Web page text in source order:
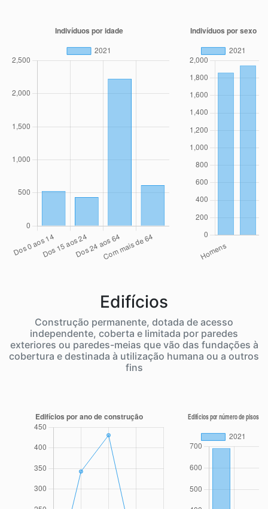
Edifícios
Construção permanente, dotada de acesso
independente, coberta e limitada por paredes
exteriores ou paredes-meias que vão das fundações à
cobertura e destinada à utilização humana ou a outros
fins